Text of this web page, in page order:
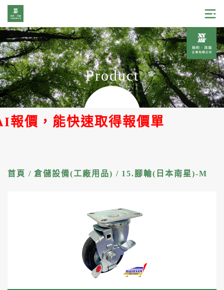
Product
能快速取得報價單
首頁 / 倉儲設備(工廠用品) / 15.腳輪(日本南星)-M